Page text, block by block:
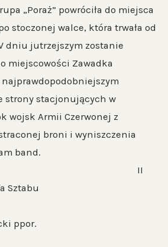
„Poraż” powróciła do miejsca
stoczonej walce, która trwała od
dniu jutrzejszym zostanie
miejscowości Zawadka
strony stacjonujących w
wojsk Armii Czerwonej z
broni i wyniszczenia
band.
Sztabu
ppor.